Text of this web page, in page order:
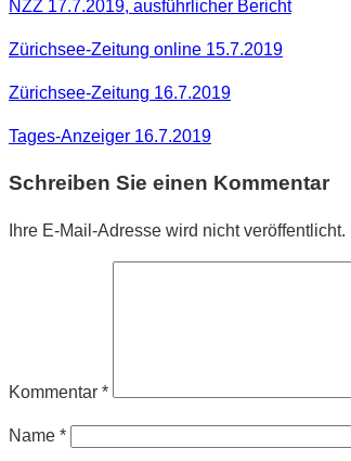
NZZ 17.7.2019, ausführlicher Bericht
Zürichsee-Zeitung online 15.7.2019
Zürichsee-Zeitung 16.7.2019
Tages-Anzeiger 16.7.2019
Schreiben Sie einen Kommentar
Ihre E-Mail-Adresse wird nicht veröffentlicht.
Kommentar *
Name *